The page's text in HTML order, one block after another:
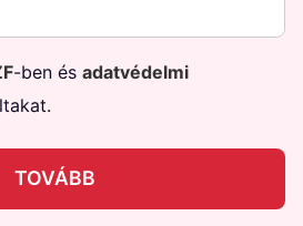
-ben és adatvédelmi
TOVÁBB